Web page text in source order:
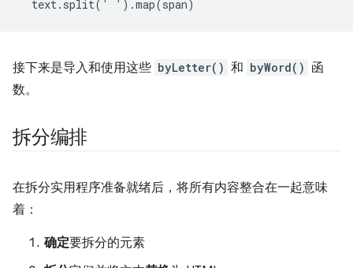
text. split( ' ' ).map(span)
接下来是导入和使用这些 byLetter() 和 byWord() 函
数。
拆分编排
在拆分实用程序准备就绪后，将所有内容整合在一起意味
着：
确定要拆分的元素